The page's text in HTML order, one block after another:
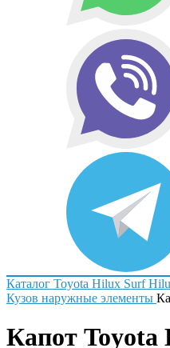
Каталог Toyota Hilux Surf
Кузов наружные элементы
Капот